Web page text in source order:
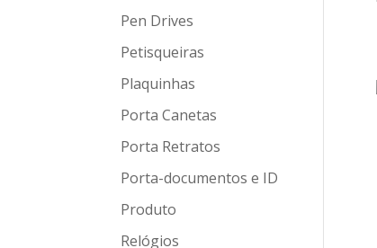
Pen Drives
Petisqueiras
Plaquinhas
Porta Canetas
Porta Retratos
Porta-documentos e ID
Produto
Relógios